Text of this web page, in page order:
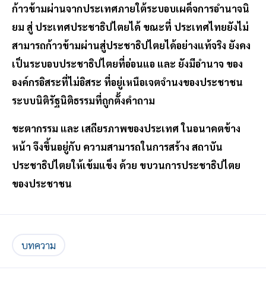
ก้าวข้ามผ่านจากประเทศภายใต้ระบอบเผด็จการอํานาจนิ
ยม สู่ ประเทศประชาธิปไตยได้ ขณะที่ ประเทศไทยยังไม่
สามารถก้าวข้ามผ่านสู่ประชาธิปไตยได้อย่างแท้จริง ยังคง
เป็นระบอบประชาธิปไตยที่อ่อนแอ และ ยังมีอํานาจ ของ
องค์กรอิสระที่ไม่อิสระ ที่อยู่เหนือเจตจํานงของประชาชน
ระบบนิติรัฐนิติธรรมที่ถูกตั้งคําถาม
ชะตากรรม และ เสถียรภาพของประเทศ ในอนาคตข้าง
หน้า จึงขึ้นอยู่กับ ความสามารถในการสร้าง สถาบัน
ประชาธิปไตยให้เข้มแข็ง ด้วย ขบวนการประชาธิปไตย
ของประชาชน
บทความ